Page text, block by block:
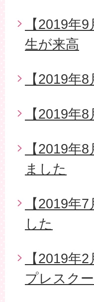
【2019年
生が来高
【2019年
【2019年
【2019年
ました
【2019年
した
【2019年
プレスク